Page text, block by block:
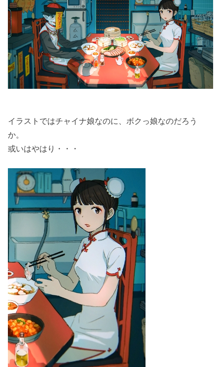
イラストではチャイナ娘なのに、ボクっ娘なのだろう
か。
或いはやはり・・・